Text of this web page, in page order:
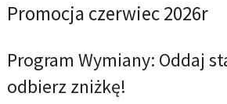
Promocja czerwiec 2026r
Program Wymiany: Oddaj
odbierz zniżkę!